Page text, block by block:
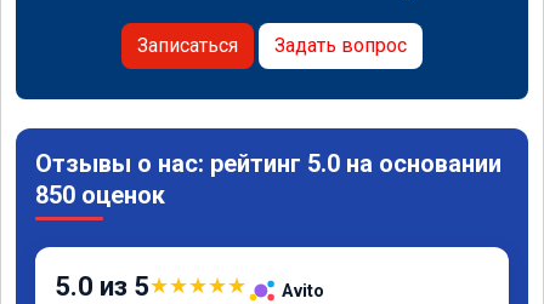
Записаться Задать вопрос
Отзывы о нас: рейтинг 5.0 на основании
850 оценок
5.0 из 5★★★★★ Avito